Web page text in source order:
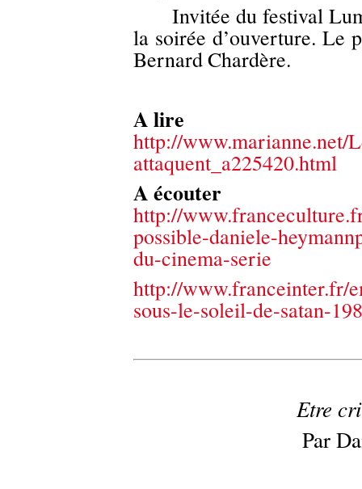
Invitée du festival
la soirée d’ouverture. Le
Bernard Chardère.
A lire
http://www.marianne.net/
attaquent_a225420.html
A écouter
http://
possible-daniele-
du-cinema-serie
http://www.franceinter.fr/
sous-le-soleil-de-satan-
Etre
Par